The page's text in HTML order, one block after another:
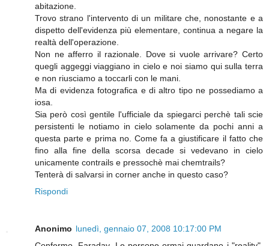
abitazione.
Trovo strano l'intervento di un militare che, nonostante e a
dispetto dell'evidenza più elementare, continua a negare la
realtà dell'operazione.
Non ne afferro il razionale. Dove si vuole arrivare? Certo
quegli aggeggi viaggiano in cielo e noi siamo qui sulla terra
e non riusciamo a toccarli con le mani.
Ma di evidenza fotografica e di altro tipo ne possediamo a
iosa.
Sia però così gentile l'ufficiale da spiegarci perchè tali scie
persistenti le notiamo in cielo solamente da pochi anni a
questa parte e prima no. Come fa a giustificare il fatto che
fino alla fine della scorsa decade si vedevano in cielo
unicamente contrails e pressochè mai chemtrails?
Tenterà di salvarsi in corner anche in questo caso?
Rispondi
Anonimo lunedì, gennaio 07, 2008 10:17:00 PM